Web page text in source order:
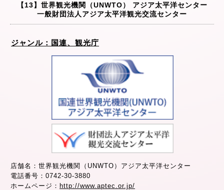
【13】世界観光機関（UNWTO） アジア太平洋センター
一般財団法人アジア太平洋観光交流センター
ジャンル：国連、観光庁
店舗名：世界観光機関（UNWTO）アジア太平洋センター
電話番号：0742-30-3880
ホームページ： http://www.aptec.or.jp/